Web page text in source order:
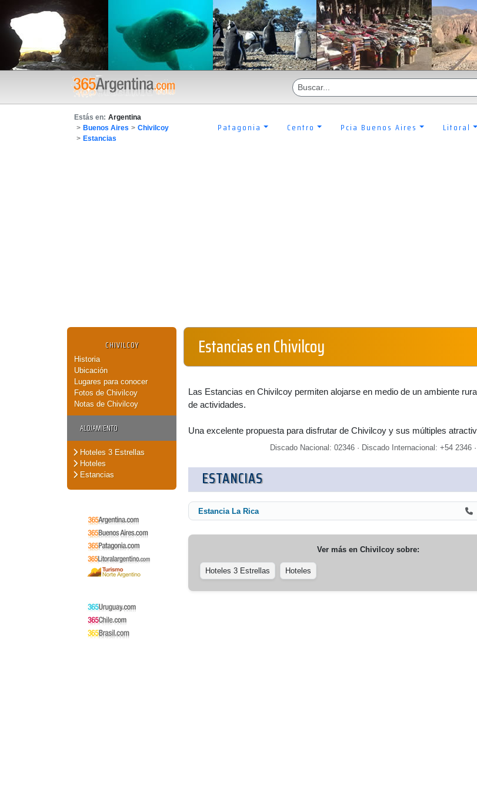
Estás en: Argentina
> Buenos Aires > Chivilcoy
> Estancias
Patagonia Centro Pcia Buenos Aires Litoral
CHIVILCOY
Historia
Ubicación
Lugares para conocer
Fotos de Chivilcoy
Notas de Chivilcoy
ALOJAMIENTO
Hoteles 3 Estrellas
Hoteles
Estancias
Estancias en Chivilcoy
Las Estancias en Chivilcoy permiten alojarse en medio de un ambiente
de actividades.
Una excelente propuesta para disfrutar de Chivilcoy y sus múltiples
Discado Nacional: 02346 · Discado Internacional: +54 2346
ESTANCIAS
Estancia La Rica
Ver más en Chivilcoysobre:
Hoteles 3 Estrellas Hoteles